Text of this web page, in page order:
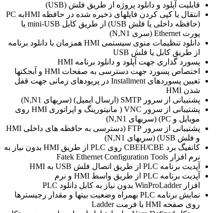
قابلیت آپلود و دانلود پروژه از طریق فلش (USB)
انتقال یا کپی کردن فایلهای ذخیره شده در حافظه HMI
به PC
(حافظه داخلی یا فلش USB
) از طریق کابل mini-USB یا
پورت Ethernet (سری
N,N1
)
دانلود تنظیمات منوی سیستمی HMI همزمان با دانلود برنامه
از طریق کابل یا فلش USB
پسورد گذاری جهت آپلود و دانلود برنامه HMI
اختصاص پسورد جهت دسترسی به صفحات HMI و آبجکتها
تعیین پسوردهای Installment در پریودهای زمانی جهت قفل
شدن HMI
پشتیبانی از سرور SMTP (ارسال ایمیل) (سریهای
N,N1
)
پشتیبانی از سرور VNC ( مانیتورینگ و اپراتوری HMI روی
موبایل و PC) (سریهای N,N1
)
پشتیبانی از سرور FTP (دسترسی به حافظه های داخلی HMI
و فلش USB) (سریهای N,N1
)
کانفیگ برد CBEH/CBE روی PLC از طریق HMI بدون نیاز به
نرم افزار Fatek Ethernet Configuration Tools
آپدیت برنامه PLC از طریق اتصال فلش USB به
HMI
آپدیت برنامه PLC از طریق واسط HMI و نرم
افزار WinProLadder بدون نیاز به کابل دانلود
PLC
نمایش برنامه PLC بهمراه وضعیت بیتها و مقدار رجیسترها
روی صفحه HMI با فرمت
Ladder